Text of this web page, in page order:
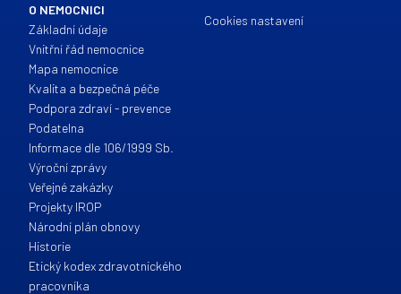
O NEMOCNICI
Základní údaje
Vnitřní řád nemocnice
Mapa nemocnice
Kvalita a bezpečná péče
Podpora zdraví - prevence
Podatelna
Informace dle 106/1999 Sb.
Výroční zprávy
Veřejné zakázky
Projekty IROP
Národní plán obnovy
Historie
Etický kodex zdravotnického
pracovníka
Cookies nastavení